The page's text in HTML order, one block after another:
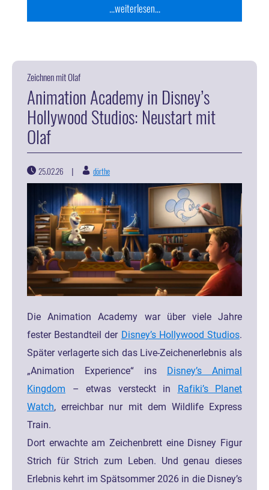
...weiterlesen...
Zeichnen mit Olaf
Animation Academy in Disney’s
Hollywood Studios: Neustart mit
Olaf
25.02.26 | dörthe
Die Animation Academy war über viele Jahre
fester Bestandteil der Disney’s Hollywood Studios.
Später verlagerte sich das Live-Zeichenerlebnis als
„Animation Experience“ ins
Disney’s Animal
Kingdom – etwas versteckt in
Rafiki’s Planet
Watch, erreichbar nur mit dem Wildlife Express
Train.
Dort erwachte am Zeichenbrett eine Disney Figur
Strich für Strich zum Leben. Und genau dieses
Erlebnis kehrt im Spätsommer 2026 in die Disney’s